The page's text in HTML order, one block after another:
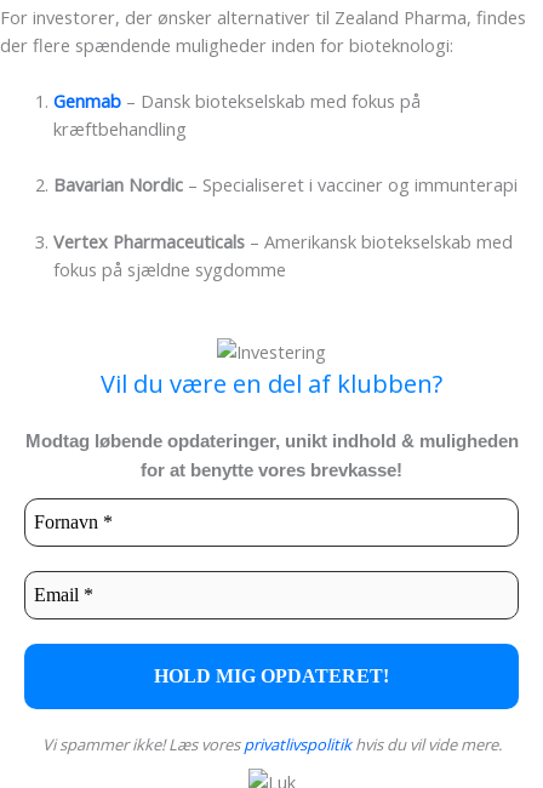
For investorer, der ønsker alternativer til Zealand Pharma, findes
der flere spændende muligheder inden for bioteknologi:
Genmab– Dansk biotekselskab med fokus på
kræftbehandling
Bavarian Nordic– Specialiseret i vacciner og immunterapi
Vertex Pharmaceuticals– Amerikansk biotekselskab med
fokus på sjældne sygdomme
Vil du være en del af klubben?
Modtag løbende opdateringer, unikt indhold & muligheden
for at benytte vores brevkasse!
Vi spammer ikke! Læs voresprivatlivspolitikhvis du vil vide mere.